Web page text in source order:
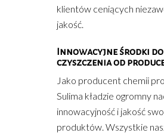
klientów ceniących
jakość.
Innowacyjne środki do
czyszczenia od
Jako producent chemii
Sulima kładzie ogromny
innowacyjność i jakość
produktów. Wszystkie